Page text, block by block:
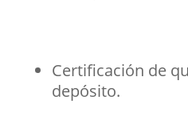
Certificación de
depósito.